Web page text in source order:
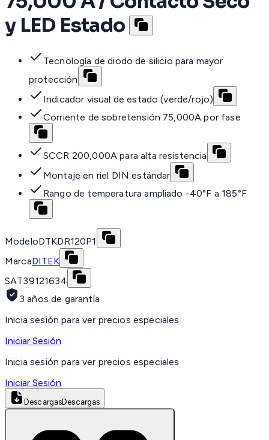
y LED Estado
Tecnología de diodo de silicio para mayor
protección
Indicador visual de estado (verde/rojo)
Corriente de sobretensión 75,000A por fase
SCCR 200,000A para alta resistencia
Montaje en riel DIN estándar
Rango de temperatura ampliado -40°F a 185°F
ModeloDTKDR120P1
MarcaDITEK
SAT39121634
3 años de garantía
Inicia sesión para ver precios especiales
Iniciar Sesión
Inicia sesión para ver precios especiales
Iniciar Sesión
DescargasDescargas